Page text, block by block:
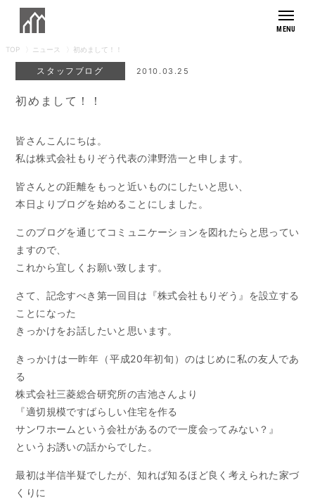
もりぞうの想い
外観デザイン
住まいの実例集
施工事例
お客様の暮らし
住まいへのこだわり
素材へのこだわり
長寿命へのこだわり
デザインへのこだわり
家づくりの流れ
リフォームラインナップ
よくあるご質問
ニュース&ブログ
イベント情報
資料請求
TOP ニュース 初めまして！！
スタッフブログ 2010.03.25
初めまして！！
皆さんこんにちは。
私は株式会社もりぞう代表の津野浩一と申します。
皆さんとの距離をもっと近いものにしたいと思い、
本日よりブログを始めることにしました。
このブログを通じてコミュニケーションを図れたらと思ってい
ますので、
これから宜しくお願い致します。
さて、記念すべき第一回目は『株式会社もりぞう』を設立する
ことになった
きっかけをお話したいと思います。
きっかけは一昨年（平成20年初旬）のはじめに私の友人であ
る
株式会社三菱総合研究所の吉池さんより
『適切規模ですばらしい住宅を作る
サンワホームという会社があるので一度会ってみない？』
というお誘いの話からでした。
最初は半信半疑でしたが、知れば知るほど良く考えられた家づ
くりに